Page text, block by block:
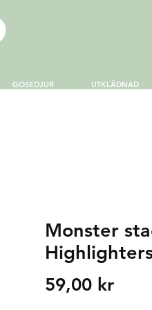
Monster
59,00 krPrice
GOSEDJUR UTKLÄDNAD